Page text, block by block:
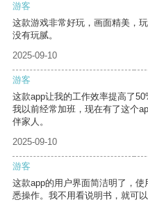
游客
这款游戏非常好玩，画面精美，
没有玩腻。
2025-09-10
游客
这款app让我的工作效率提高了
我以前经常加班，现在有了这个
伴家人。
2025-09-10
游客
这款app的用户界面简洁明了，
悉操作。我不用看说明书，就可以